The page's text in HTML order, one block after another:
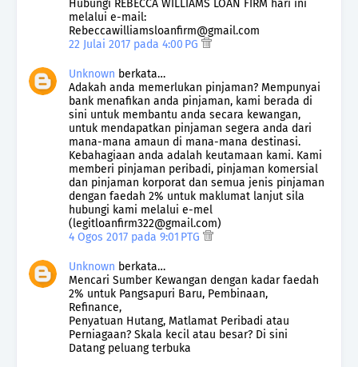
Hubungi REBECCA WILLIAMS LOAN FIRM hari ini
melalui e-mail:
Rebeccawilliamsloanfirm@gmail.com
22 Julai 2017 pada 4:00 PG
Unknown berkata…
Adakah anda memerlukan pinjaman? Mempunyai
bank menafikan anda pinjaman, kami berada di
sini untuk membantu anda secara kewangan,
untuk mendapatkan pinjaman segera anda dari
mana-mana amaun di mana-mana destinasi.
Kebahagiaan anda adalah keutamaan kami. Kami
memberi pinjaman peribadi, pinjaman komersial
dan pinjaman korporat dan semua jenis pinjaman
dengan faedah 2% untuk maklumat lanjut sila
hubungi kami melalui e-mel
(legitloanfirm322@gmail.com)
4 Ogos 2017 pada 9:01 PTG
Unknown berkata…
Mencari Sumber Kewangan dengan kadar faedah
2% untuk Pangsapuri Baru, Pembinaan,
Refinance,
Penyatuan Hutang, Matlamat Peribadi atau
Perniagaan? Skala kecil atau besar? Di sini
Datang peluang terbuka